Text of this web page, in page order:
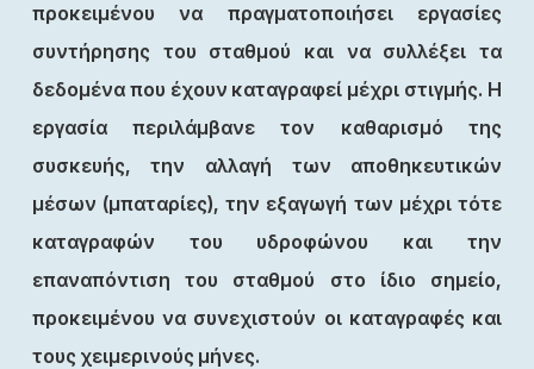
προκειμένου να πραγματοποιήσει εργασίες
συντήρησης του σταθμού και να συλλέξει τα
δεδομένα που έχουν καταγραφεί μέχρι στιγμής. Η
εργασία περιλάμβανε τον καθαρισμό της
συσκευής, την αλλαγή των αποθηκευτικών
μέσων (μπαταρίες), την εξαγωγή των μέχρι τότε
καταγραφών του υδροφώνου και την
επαναπόντιση του σταθμού στο ίδιο σημείο,
προκειμένου να συνεχιστούν οι καταγραφές και
τους χειμερινούς μήνες.